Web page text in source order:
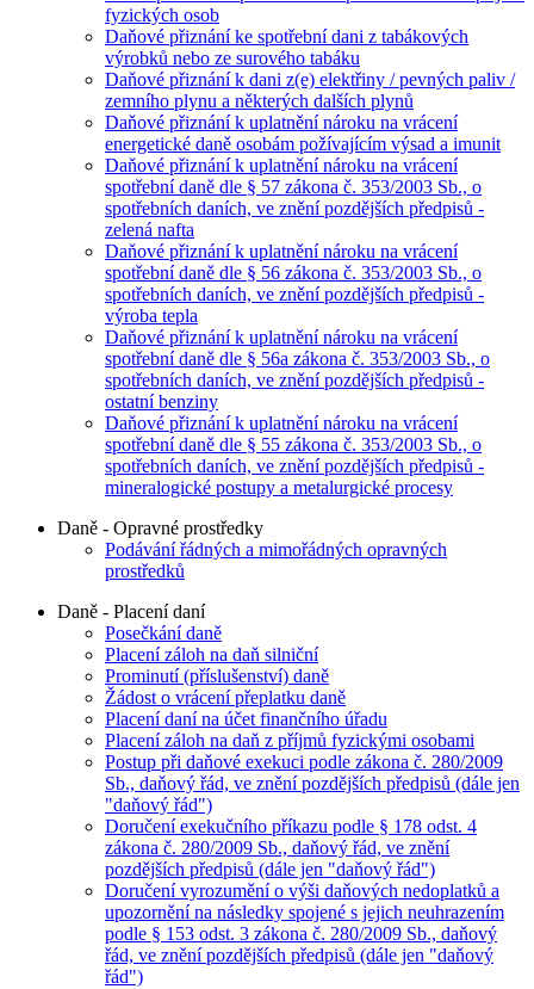
fyzických osob
Daňové přiznání ke spotřební dani z tabákových
výrobků nebo ze surového tabáku
Daňové přiznání k dani z(e) elektřiny / pevných paliv /
zemního plynu a některých dalších plynů
Daňové přiznání k uplatnění nároku na vrácení
energetické daně osobám požívajícím výsad a imunit
Daňové přiznání k uplatnění nároku na vrácení
spotřební daně dle § 57 zákona č. 353/2003 Sb., o
spotřebních daních, ve znění pozdějších předpisů -
zelená nafta
Daňové přiznání k uplatnění nároku na vrácení
spotřební daně dle § 56 zákona č. 353/2003 Sb., o
spotřebních daních, ve znění pozdějších předpisů -
výroba tepla
Daňové přiznání k uplatnění nároku na vrácení
spotřební daně dle § 56a zákona č. 353/2003 Sb., o
spotřebních daních, ve znění pozdějších předpisů -
ostatní benziny
Daňové přiznání k uplatnění nároku na vrácení
spotřební daně dle § 55 zákona č. 353/2003 Sb., o
spotřebních daních, ve znění pozdějších předpisů -
mineralogické postupy a metalurgické procesy
Daně - Opravné prostředky
Podávání řádných a mimořádných opravných
prostředků
Daně - Placení daní
Posečkání daně
Placení záloh na daň silniční
Prominutí (příslušenství) daně
Žádost o vrácení přeplatku daně
Placení daní na účet finančního úřadu
Placení záloh na daň z příjmů fyzickými osobami
Postup při daňové exekuci podle zákona č. 280/2009
Sb., daňový řád, ve znění pozdějších předpisů (dále jen
"daňový řád")
Doručení exekučního příkazu podle § 178 odst. 4
zákona č. 280/2009 Sb., daňový řád, ve znění
pozdějších předpisů (dále jen "daňový řád")
Doručení vyrozumění o výši daňových nedoplatků a
upozornění na následky spojené s jejich neuhrazením
podle § 153 odst. 3 zákona č. 280/2009 Sb., daňový
řád, ve znění pozdějších předpisů (dále jen "daňový
řád")